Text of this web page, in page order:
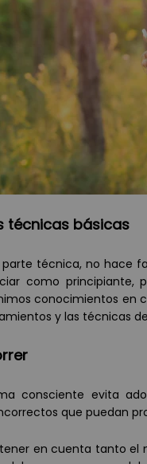
técnicas básicas
técnica, no hace
como principiante,
conocimientos en
y las técnicas
consciente evita
que puedan
en cuenta tanto el